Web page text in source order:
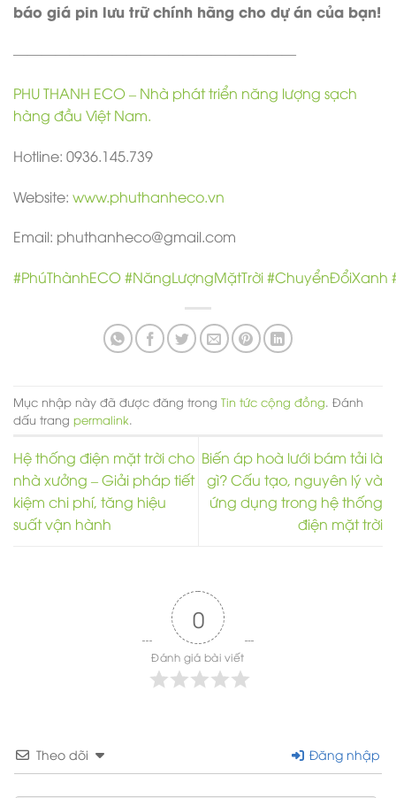
báo giá pin lưu trữ chính hãng cho dự án của bạn!
————————————————————
PHU THANH ECO – Nhà phát triển năng lượng sạch
hàng đầu Việt Nam.
Hotline: 0936.145.739
Website: www.phuthanheco.vn
Email: phuthanheco@gmail.com
#PhúThànhECO#NăngLượngMặtTrời#ChuyểnĐổiXanh
Mục nhập này đã được đăng trong Tin tức cộng đồng . Đánh
dấu trang permalink
Hệ thống điện mặt trời cho
nhà xưởng – Giải pháp tiết
kiệm chi phí, tăng hiệu
suất vận hành
Biến áp hoà lưới bám tải là
gì? Cấu tạo, nguyên lý và
ứng dụng trong hệ thống
điện mặt trời
0
Đánh giá bài viết
Theo dõi Đăng nhập